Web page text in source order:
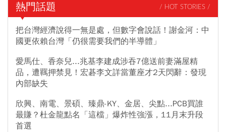
熱門話題 / HOT STORIES /
把台灣經濟說得一無是處，但數字會說話！謝金河：中
國更依賴台灣「仍很需要我們的半導體」
愛馬仕、香奈兒...兆基李建成涉吞7億送前妻滿屋精
品，遭羈押禁見！宏碁李文詳當董座才2天閃辭：發現
內部缺失
欣興、南電、景碩、臻鼎-KY、金居、尖點...PCB買誰
最賺？杜金龍點名「這檔」爆炸性強漲，11月末升段
首選